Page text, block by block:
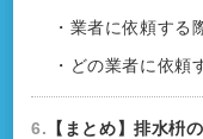
・業者に依頼する
・どの業者に依頼
6. 【まとめ】排水枡